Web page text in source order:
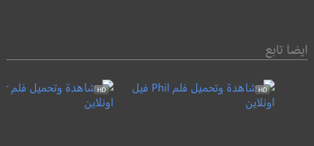
ايضا تابع